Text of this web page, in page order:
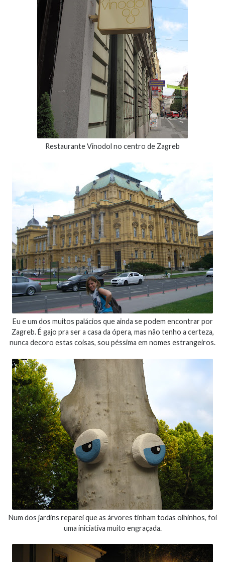
Restaurante Vinodol no centro de Zagreb
Eu e um dos muitos palácios que ainda se podem encontrar por
Zagreb. É gajo pra ser a casa da ópera, mas não tenho a certeza,
nunca decoro estas coisas, sou péssima em nomes estrangeiros.
Num dos jardins reparei que as árvores tinham todas olhinhos, foi
uma iniciativa muito engraçada.